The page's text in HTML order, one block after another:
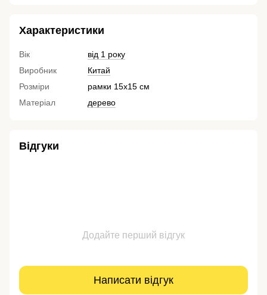
Характеристики
Вік
від 1 року
Виробник
Китай
Розміри
рамки 15х15 см
Матеріал
дерево
Відгуки
Додайте перший відгук
Написати відгук